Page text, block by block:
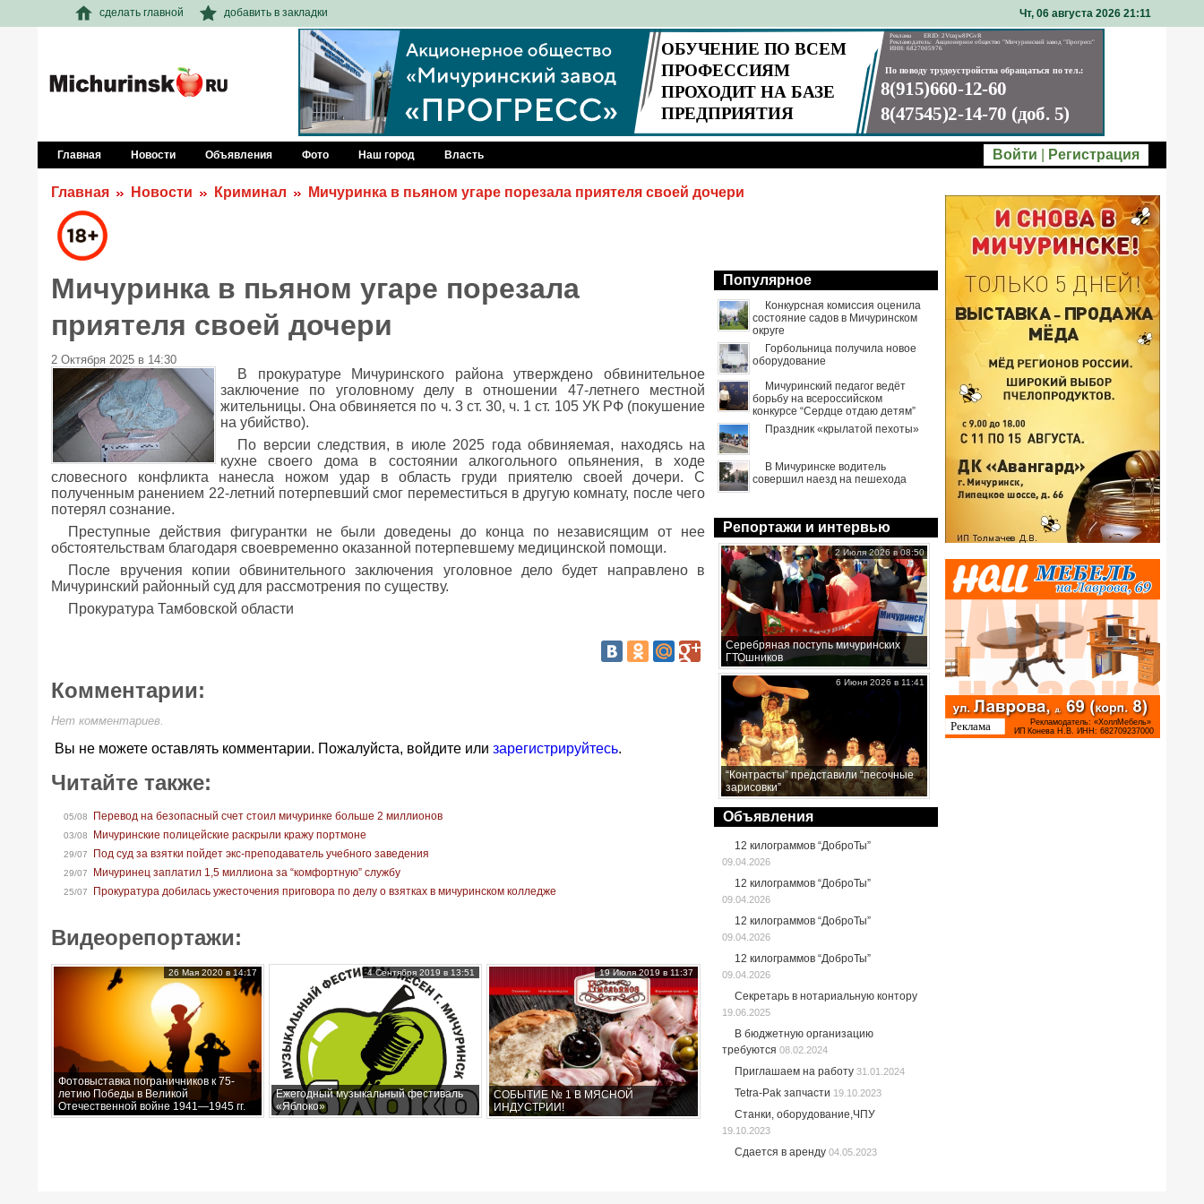
сделать главной добавить в закладки Чт, 06 августа 2026 21 11
Главная Новости Объявления Фото Наш город Власть Войти Регистрация
Главная Новости Криминал Мичуринка в пьяном угаре порезала приятеля своей дочери
Мичуринка в пьяном угаре порезала
приятеля своей дочери
2 Октября 2025 в 14:30
В прокуратуре Мичуринского района утверждено обвинительное
заключение по уголовному делу в отношении 47-летнего местной
жительницы. Она обвиняется по ч. 3 ст. 30, ч. 1 ст. 105 УК РФ (покушение
на убийство).
По версии следствия, в июле 2025 года обвиняемая, находясь на
кухне своего дома в состоянии алкогольного опьянения, в ходе
словесного конфликта нанесла ножом удар в область груди приятелю своей дочери. С
полученным ранением 22-летний потерпевший смог переместиться в другую комнату, после чего
потерял сознание.
Преступные действия фигурантки не были доведены до конца по независящим от нее
обстоятельствам благодаря своевременно оказанной потерпевшему медицинской помощи.
После вручения копии обвинительного заключения уголовное дело будет направлено в
Мичуринский районный суд для рассмотрения по существу.
Прокуратура Тамбовской области
Комментарии:
Нет комментариев.
Вы не можете оставлять комментарии. Пожалуйста, войдите или зарегистрируйтесь.
Читайте также:
05/08 Перевод на безопасный счет стоил мичуринке больше 2 миллионов
03/08 Мичуринские полицейские раскрыли кражу портмоне
29/07 Под суд за взятки пойдет экс-преподаватель учебного заведения
29/07 Мичуринец заплатил 1,5 миллиона за “комфортную” службу
25/07 Прокуратура добилась ужесточения приговора по делу о взятках в мичуринском колледже
Видеорепортажи:
Фотовыставка пограничников к 75-
летию Победы в Великой
Отечественной войне 1941—1945 гг.
26 Мая 2020 в 14:17
Ежегодный музыкальный фестиваль
«Яблоко»
4 Сентября 2019 в 13:51
СОБЫТИЕ № 1 В МЯСНОЙ
ИНДУСТРИИ!
19 Июля 2019 в 11:37
Популярное
Конкурсная комиссия оценила
состояние садов в Мичуринском
округе
Горбольница получила новое
оборудование
Мичуринский педагог ведёт
борьбу на всероссийском
конкурсе “Сердце отдаю детям”
Праздник «крылатой пехоты»
В Мичуринске водитель
совершил наезд на пешехода
Репортажи и интервью
Серебряная поступь мичуринских
ГТОшников
2 Июля 2026 в 08:50
“Контрасты” представили “песочные
зарисовки”
6 Июня 2026 в 11:41
Объявления
12 килограммов “ДоброТы”
09.04.2026
12 килограммов “ДоброТы”
09.04.2026
12 килограммов “ДоброТы”
09.04.2026
12 килограммов “ДоброТы”
09.04.2026
Секретарь в нотариальную контору
19.06.2025
В бюджетную организацию
требуются 08.02.2024
Приглашаем на работу 31.01.2024
Tetra-Pak запчасти 19.10.2023
Станки, оборудование,ЧПУ
19.10.2023
Сдается в аренду 04.05.2023